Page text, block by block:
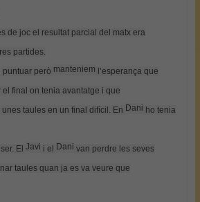
de joc el resultat parcial del matx era
partides.
puntuar però manteniem l’esperançaque
final on tenia avantatge i que
unes taules en un final difícil. En Dani ho tenia
El Javi i el Dani van perdre les seves
taules quan ja es va veure que